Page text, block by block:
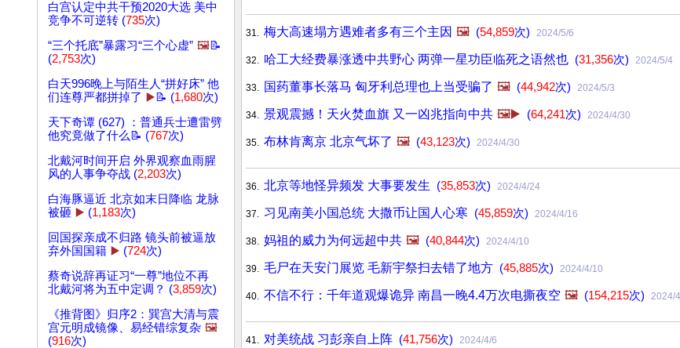
白宫认定中共干预2020大选 美中
竞争不可逆转 (735次)
“三个托底”暴露习“三个心虚” 🖼️📝
(2,753次)
白天996晚上与陌生人“拼好床” 他
们连尊严都拼掉了 ▶️📝 (1,680次)
天下奇谭 (627) ：普通兵士遭雷劈
他究竟做了什么📝 (767次)
北戴河时间开启 外界观察血雨腥
风的人事争夺战 (2,203次)
白海豚逼近 北京如末日降临 龙脉
被砸 ▶️ (1,183次)
回国探亲成不归路 镜头前被逼放
弃外国国籍 ▶️ (724次)
蔡奇说辞再证习“一尊”地位不再
北戴河将为五中定调？ (3,859次)
《推背图》归序2：巽宫大清与震
宫元明成镜像、易经错综复杂 🖼️
(916次)
31. 梅大高速塌方遇难者多有三个主因 🖼️ (54,859次) 2024/5/6
32. 哈工大经费暴涨透中共野心 两弹一星功臣临死之语然也 (31,356次) 2024/5/4
33. 国药董事长落马 匈牙利总理也上当受骗了 🖼️ (44,942次) 2024/5/3
34. 景观震撼！天火焚血旗 又一凶兆指向中共 🖼️▶️ (64,241次) 2024/4/30
35. 布林肯离京 北京气坏了 🖼️ (43,123次) 2024/4/30
36. 北京等地怪异频发 大事要发生 (35,853次) 2024/4/24
37. 习见南美小国总统 大撒币让国人心寒 (45,859次) 2024/4/16
38. 妈祖的威力为何远超中共 🖼️ (40,844次) 2024/4/10
39. 毛尸在天安门展览 毛新宇祭扫去错了地方 (45,885次) 2024/4/10
40. 不信不行：千年道观爆诡异 南昌一晚4.4万次电撕夜空 🖼️ (154,215次) 2024/
41. 对美统战 习彭亲自上阵 (41,756次) 2024/4/6